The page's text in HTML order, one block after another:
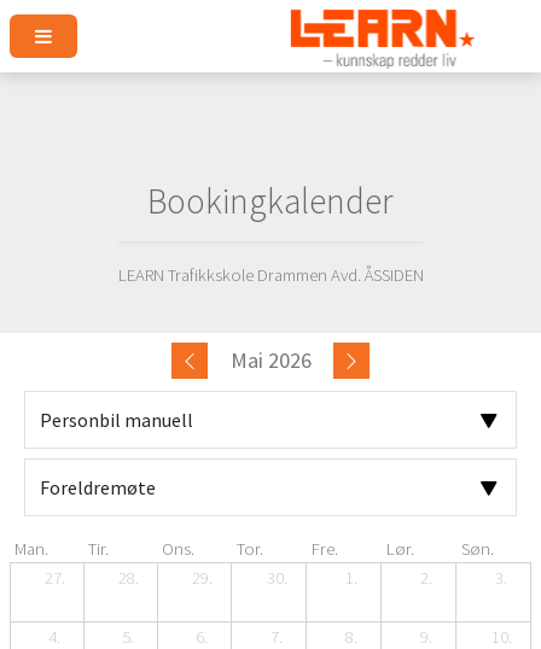
Bookingkalender
LEARN Trafikkskole Drammen Avd. ÅSSIDEN
Mai 2026
Man. Tir. Ons. Tor. Fre. Lør.
Søn.
27.
28. 29. 30. 1. 2. 3.
4. 5. 6. 7. 8. 9. 10.